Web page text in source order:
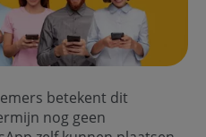
betekent dit
nog geen